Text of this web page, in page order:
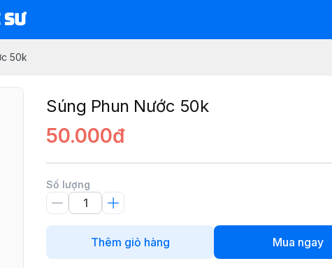
50k
Súng Phun Nước 50k
50.000đ
Số lượng
Thêm giỏ hàng Mua ngay